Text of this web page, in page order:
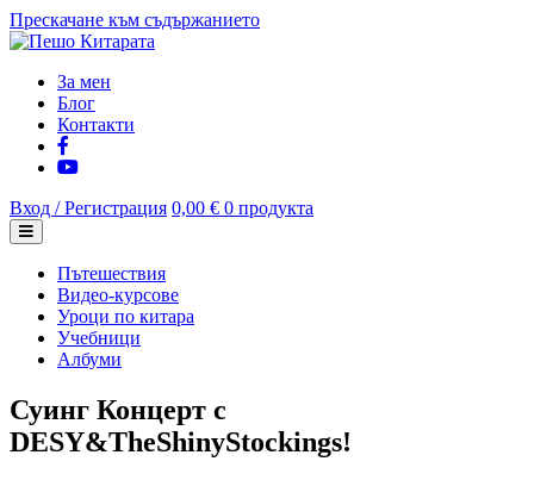
Прескачане към съдържанието
За мен
Блог
Контакти
Вход / Регистрация 0,00 € 0 продукта
Пътешествия
Видео-курсове
Уроци по китара
Учебници
Албуми
Суинг Концерт с
DESY&TheShinyStockings!